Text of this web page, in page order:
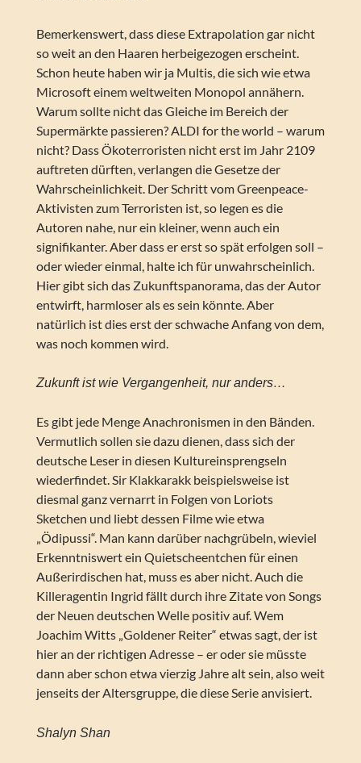
Bemerkenswert, dass diese Extrapolation gar nicht
so weit an den Haaren herbeigezogen erscheint.
Schon heute haben wir ja Multis, die sich wie etwa
Microsoft einem weltweiten Monopol annähern.
Warum sollte nicht das Gleiche im Bereich der
Supermärkte passieren? ALDI for the world – warum
nicht? Dass Ökoterroristen nicht erst im Jahr 2109
auftreten dürften, verlangen die Gesetze der
Wahrscheinlichkeit. Der Schritt vom Greenpeace-
Aktivisten zum Terroristen ist, so legen es die
Autoren nahe, nur ein kleiner, wenn auch ein
signifikanter. Aber dass er erst so spät erfolgen soll –
oder wieder einmal, halte ich für unwahrscheinlich.
Hier gibt sich das Zukunftspanorama, das der Autor
entwirft, harmloser als es sein könnte. Aber
natürlich ist dies erst der schwache Anfang von dem,
was noch kommen wird.
Zukunft ist wie Vergangenheit, nur anders…
Es gibt jede Menge Anachronismen in den Bänden.
Vermutlich sollen sie dazu dienen, dass sich der
deutsche Leser in diesen Kultureinsprengseln
wiederfindet. Sir Klakkarakk beispielsweise ist
diesmal ganz vernarrt in Folgen von Loriots
Sketchen und liebt dessen Filme wie etwa
„Ödipussi“. Man kann darüber nachgrübeln, wieviel
Erkenntniswert ein Quietscheentchen für einen
Außerirdischen hat, muss es aber nicht. Auch die
Killeragentin Ingrid fällt durch ihre Zitate von Songs
der Neuen deutschen Welle positiv auf. Wem
Joachim Witts „Goldener Reiter“ etwas sagt, der ist
hier an der richtigen Adresse – er oder sie müsste
dann aber schon etwa vierzig Jahre alt sein, also weit
jenseits der Altersgruppe, die diese Serie anvisiert.
Shalyn Shan